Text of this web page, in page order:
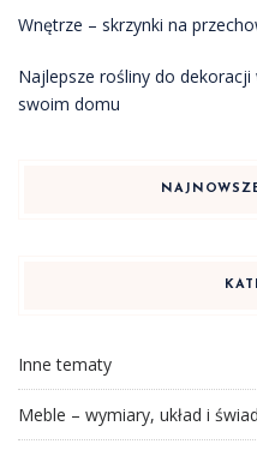
Wnętrze – skrzynki na
Najlepsze rośliny do
swoim domu
Inne tematy
Meble – wymiary, układ i